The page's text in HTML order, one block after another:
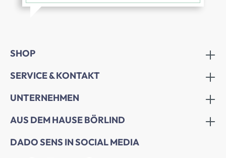
SHOP
SERVICE & KONTAKT
UNTERNEHMEN
AUS DEM HAUSE BÖRLIND
DADO SENS IN SOCIAL MEDIA